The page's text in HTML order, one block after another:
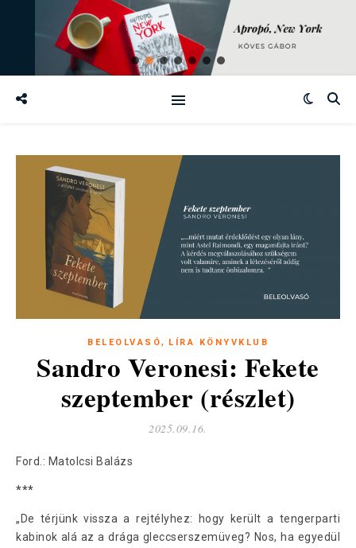
BELEOLVASÓ, LÍRA KÖNYVKLUB
Sandro Veronesi: Fekete
szeptember (részlet)
2025.09.16.
Ford.: Matolcsi Balázs
***
„De térjünk vissza a rejtélyhez: hogy került a tengerparti
kabinok alá az a drága gleccserszemüveg? Nos, ha egyedül